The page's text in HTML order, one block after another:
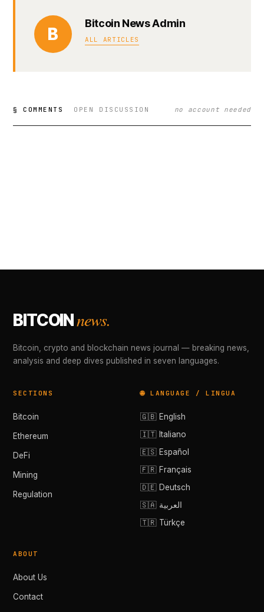
B
Bitcoin News Admin
ALL ARTICLES
§ COMMENTS OPEN DISCUSSION no account needed
BITCOINnews.
Bitcoin, crypto and blockchain news journal — breaking news,
analysis and deep dives published in seven languages.
SECTIONS
Bitcoin
Ethereum
DeFi
Mining
Regulation
🌐 LANGUAGE / LINGUA
🇬🇧 English
🇮🇹 Italiano
🇪🇸 Español
🇫🇷 Français
🇩🇪 Deutsch
🇸🇦 العربية
🇹🇷 Türkçe
ABOUT
About Us
Contact